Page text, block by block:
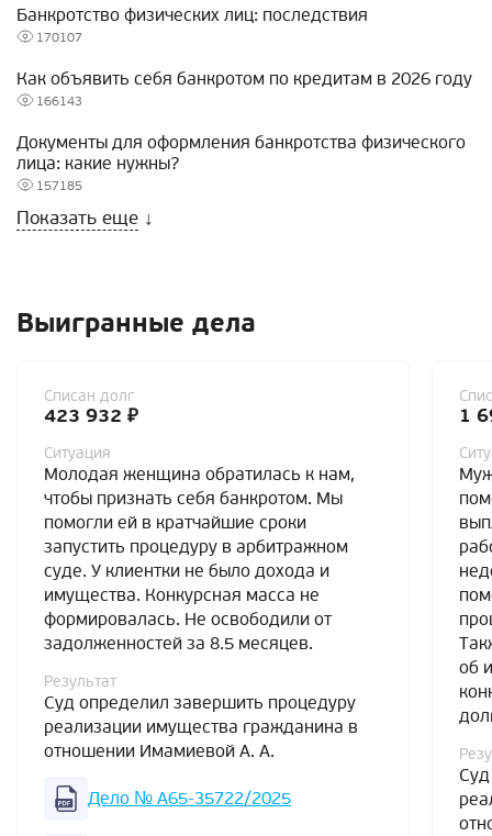
Банкротство физических лиц: последствия
170107
Как объявить себя банкротом по кредитам в 2026 году
166143
Документы для оформления банкротства физического
лица: какие нужны?
157185
Показать еще ↓
Выигранные дела
Списан долг
423 932 ₽
Ситуация
Молодая женщина обратилась к нам,
чтобы признать себя банкротом. Мы
помогли ей в кратчайшие сроки
запустить процедуру в арбитражном
суде. У клиентки не было дохода и
имущества. Конкурсная масса не
формировалась. Не освободили от
задолженностей за 8.5 месяцев.
Результат
Суд определил завершить процедуру
реализации имущества гражданина в
отношении Имамиевой А. А.
Дело № А65-35722/2025
1
об